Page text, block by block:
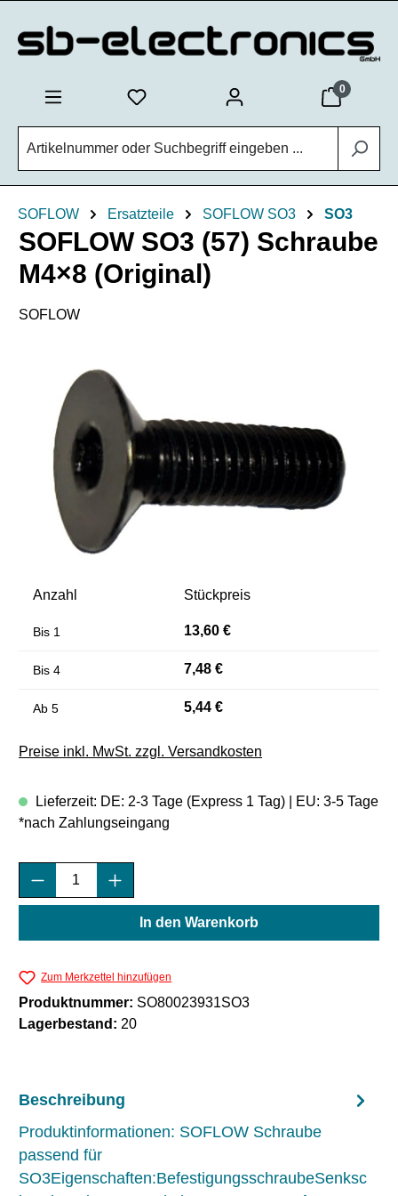
0
SOFLOW Ersatzteile SOFLOW SO3 SO3
SOFLOW SO3 (57) Schraube
M4×8 (Original)
SOFLOW
Bildergalerie überspringen
Anzahl Stückpreis
Bis 1 13,60 €
Bis 4 7,48 €
Ab 5 5,44 €
Preise inkl. MwSt. zzgl. Versandkosten
Lieferzeit: DE: 2-3 Tage (Express 1 Tag) | EU: 3-5 Tage
*nach Zahlungseingang
Produkt Anzahl: Gib den gewünschten
In den Warenkorb
Zum Merkzettel hinzufügen
Produktnummer: SO80023931SO3
Lagerbestand: 20
Beschreibung
Produktinformationen: SOFLOW Schraube
passend für
SO3Eigenschaften:BefestigungsschraubeSenksc